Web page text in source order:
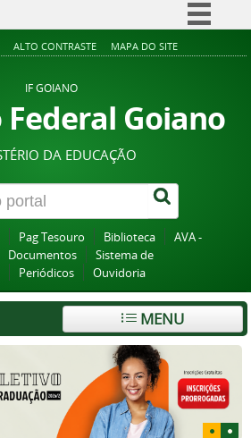
Simplifique!
Acesso à informação
Legislação
Canais
ALTO CONTRASTE MAPA DO SITE
IF GOIANO
Goiano
DA EDUCAÇÃO
Pag Tesouro Biblioteca
AVA -
Documentos
Sistema de
Periódicos Ouvidoria
MENU